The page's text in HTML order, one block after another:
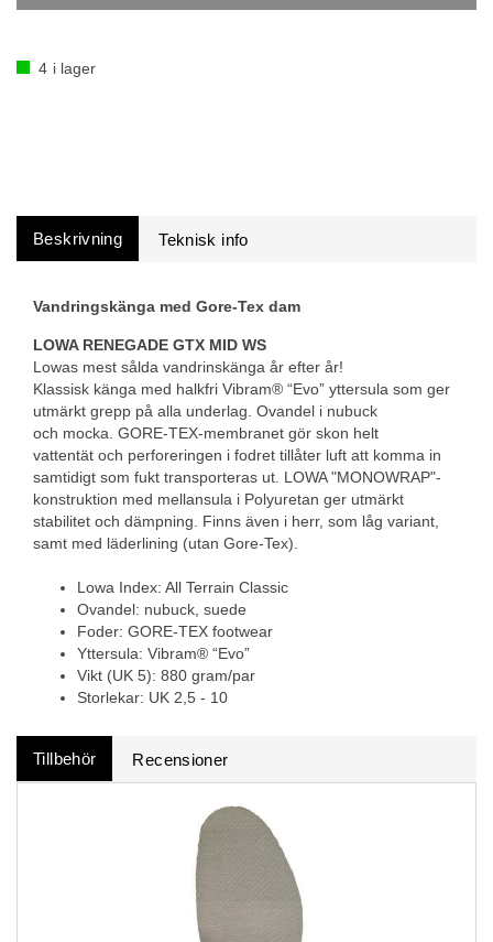
4 i lager
Beskrivning
Vandringskänga med Gore-Tex dam
LOWA RENEGADE GTX MID WS
Lowas mest sålda vandrinskänga år efter år!
Klassisk känga med halkfri Vibram® “Evo” yttersula som ger
utmärkt grepp på alla underlag. Ovandel i nubuck
och mocka. GORE-TEX-membranet gör skon helt
vattentät och perforeringen i fodret tillåter luft att komma in
samtidigt som fukt transporteras ut. LOWA "MONOWRAP"-
konstruktion med mellansula i Polyuretan ger utmärkt
stabilitet och dämpning. Finns även i herr, som låg variant,
samt med läderlining (utan Gore-Tex).
Lowa Index: All Terrain Classic
Ovandel: nubuck, suede
Foder: GORE-TEX footwear
Yttersula: Vibram® “Evo”
Vikt (UK 5): 880 gram/par
Storlekar: UK 2,5 - 10
Tillbehör Recensioner